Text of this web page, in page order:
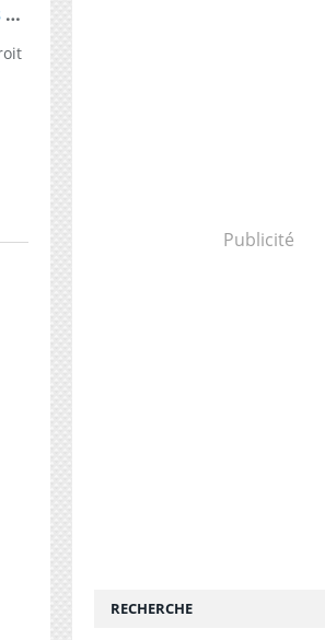
Réforme du droit d'auteur : pas de progrès décisifs, rendez-vous en janvier
Publicité
RECHERCHE